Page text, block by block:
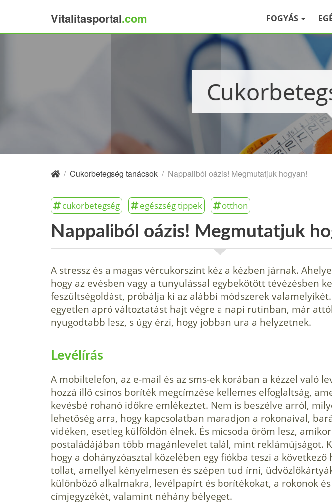
Vitalitasportal.com FOGYÁS
/ Cukorbetegség tanácsok / Nappaliból oázis! Megmutatjuk hogyan!
cukorbetegség egészség tippek otthon
Nappaliból oázis! Megmutatjuk
A stressz és a magas vércukorszint kéz a kézben járnak.
hogy az evésben vagy a tunyulással egybekötött tévézésben
feszültségoldást, próbálja ki az alábbi módszerek
egyetlen apró változta­tást hajt végre a napi rutinban, már
nyugodtabb lesz, s úgy érzi, hogy jobban ura a helyzetnek.
Levélírás
A mobiltelefon, az e-mail és az sms-ek korában a kézzel való
hozzá illő csinos boríték megcímzése kellemes elfoglaltság,
kevésbé rohanó időkre emlékeztet. Nem is beszélve arról,
lehetőség arra, hogy kapcsolatban maradjon a rokonaival,
vidéken, esetleg külföldön élnek. És micsoda öröm lesz,
pos­taládájában több magánlevelet talál, mint reklámújságot.
hogy a dohányzóasztal közelében egy fiókba teszi a következő
tollat, amellyel kényelmesen és szépen tud írni,
különböző alkal­makra, levélpapírt és borítékokat, a rokonok
címjegyzékét, valamint néhány bélyeget.
×